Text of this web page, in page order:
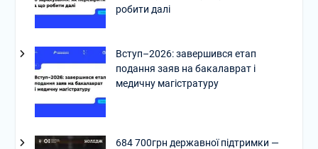
робити далі
Вступ–2026: завершився етап
подання заяв на бакалаврат і
медичну магістратуру
684 700грн державної підтримки —